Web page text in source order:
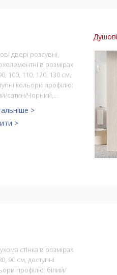
двері розсувні,
в розмірах
100, 110, 120, 130 см,
кольори профілю:
сатин/Чорний,…
>
>
стінка в розмірах
90 см, доступні
профілю: білий/